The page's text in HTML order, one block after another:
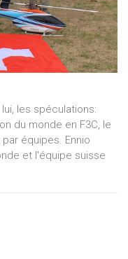
les spéculations:
du monde en F3C, le
équipes. Ennio
et l'équipe suisse